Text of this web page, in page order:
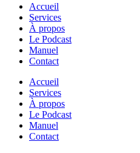
Accueil
Services
À propos
Le Podcast
Manuel
Contact
Accueil
Services
À propos
Le Podcast
Manuel
Contact